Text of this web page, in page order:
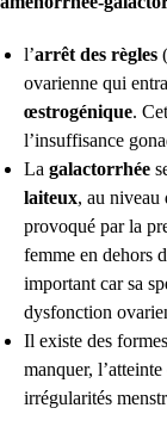
l’arrêt des règles (
ovarienne qui
œstrogénique.
l’insuffisance
La galactorrhée
laiteux, au niveau
provoqué par la
femme en dehors
important car sa
dysfonction
Il existe des
manquer,
irrégularités